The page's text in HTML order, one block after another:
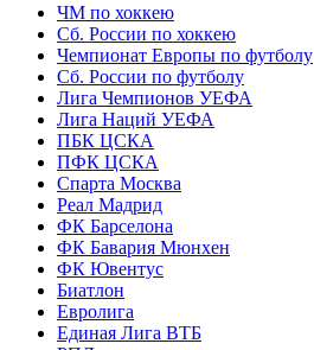
ЧМ по хоккею
Сб. России по хоккею
Чемпионат Европы по футболу
Сб. России по футболу
Лига Чемпионов УЕФА
Лига Наций УЕФА
ПБК ЦСКА
ПФК ЦСКА
Спарта Москва
Реал Мадрид
ФК Барселона
ФК Бавария Мюнхен
ФК Ювентус
Биатлон
Евролига
Единая Лига ВТБ